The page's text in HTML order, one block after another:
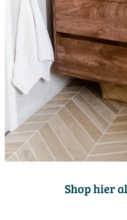
Shop hier